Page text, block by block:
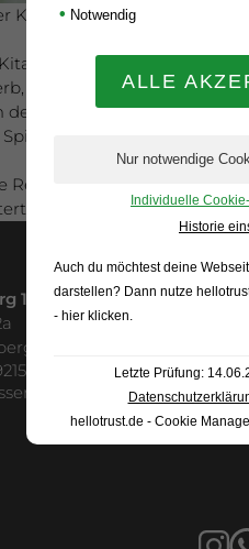
Kindergärten hat der
Kinder im
sondern der Spaß für
begeisterten Kindern,
in gewesen ist,
Resonanz, mit der man
zu haben.
1926 e.V.
• Notwendig
Individuelle
Historie
Auch du möchtest deine
darstellen? Dann nutze
- hier klicken
Letzte Prüfung:
hellotrust.de - Cookie